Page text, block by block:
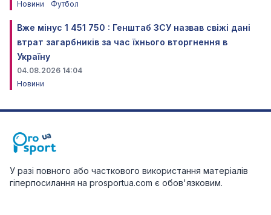
Новини
Футбол
Вже мінус 1 451 750 : Генштаб ЗСУ назвав свіжі дані
втрат загарбників за час їхнього вторгнення в
Україну
04.08.2026 14:04
Новини
У разі повного або часткового використання матеріалів
гіперпосилання на prosportua.com є обов'язковим.